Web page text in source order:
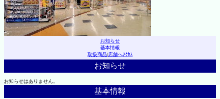
お知らせ
基本情報
取扱商品|店舗へｱｸｾｽ
お知らせ
お知らせはありません。
基本情報